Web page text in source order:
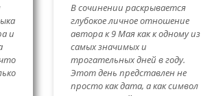
и
В сочинении раскрывается
глубокое личное отношение
автора к 9 Мая как к одному из
самых значимых и
трогательных дней в году.
Этот день представлен не
просто как дата, а как символ